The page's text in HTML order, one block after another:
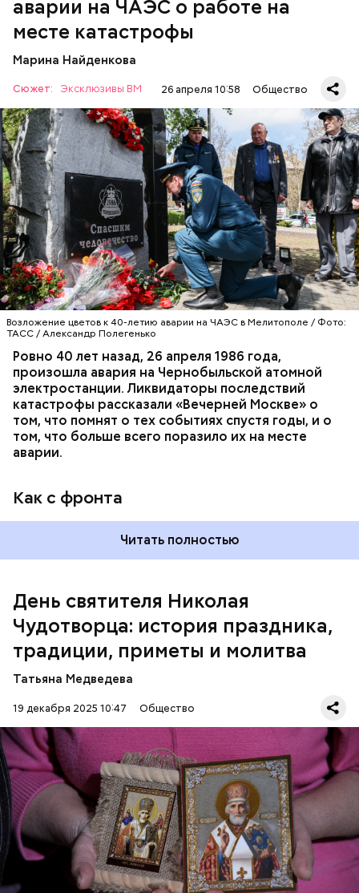
аварии на ЧАЭС о работе на
месте катастрофы
Марина Найденкова
Сюжет: Эксклюзивы ВМ 26 апреля 10:58 Общество
Возложение цветов к 40-летию аварии на ЧАЭС в Мелитополе / Фото:
ТАСС / Александр Полегенько
Ровно 40 лет назад, 26 апреля 1986 года,
произошла авария на Чернобыльской атомной
электростанции. Ликвидаторы последствий
катастрофы рассказали «Вечерней Москве» о
том, что помнят о тех событиях спустя годы, и о
том, что больше всего поразило их на месте
аварии.
Как с фронта
Специалист гражданской обороны Московского
авиацентра Владимир Макеев в 1986 году служил в
Киеве в отдельном механизированном полку
гражданской обороны. На тот момент, когда
произошла авария на Чернобыльской атомной
станции, ему было 26 лет.
Читать полностью
АВАРИИ ЧЕРНОБЫЛЬ ИСТОРИЯ
День святителя Николая
Чудотворца: история праздника,
традиции, приметы и молитва
Татьяна Медведева
19 декабря 2025 10:47 Общество
Перенесемся в III век в Малую Азию. В ту эпоху
жизнь христиан была очень трудной. Они жили в
постоянной опасности быть подвергнутыми
мучительным пыткам и даже смерти от рук
язычников.
Как рассказывает Житие, преподобный родился в
христианской религией и рано принял решение
посвятить свою жизнь Богу. Целыми днями отрок
книги. Его дядя, епископ Николай Патарский, видя
такое усердие, сделал юношу чтецом, а затем и
полученные в наследство от родителей, Николай
отдал на дела милосердия. Со временем Николай
стал епископом в городе Мире. Он был страстным
проповедником христианства. Ему также
приписывают разрушение нескольких языческих
храмов и чудеса, творимые силой молитвы. Этот
человек лучше любого врача исцелял больных,
обреченных на смерть, и даже воскрешал мертвых.
Как гласит предание, совершая паломничество в
Иерусалим, Николай Чудотворец по просьбе
отчаявшихся путников молитвой успокоил
разбушевавшееся море.
А еще, удержав меч палача, святой Николай спас от
смерти трех мужей, невинно осужденных
корыстолюбивым градоначальником.
ПРАВОСЛАВИЕ
ПРАЗДНИКИ
ХРИСТИАНСТВО
РЕЛИГИЯ ЦЕРКОВЬ